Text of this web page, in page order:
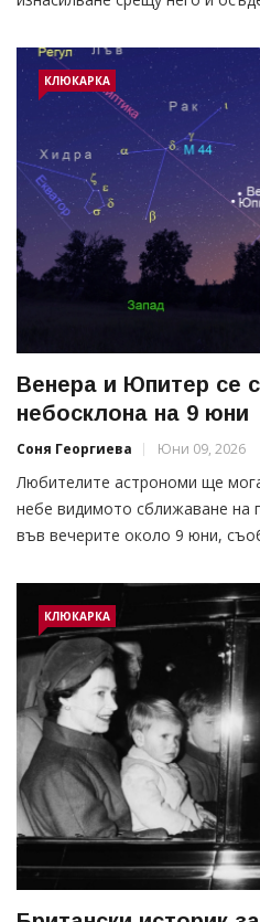
КЛЮКАРКА
Венера и Юпитер се
небосклона на 9 юни
Соня Георгиева Юни 09, 2026
Любителите астрономи ще
небе видимото сближаване на
във вечерите около 9 юни,
КЛЮКАРКА